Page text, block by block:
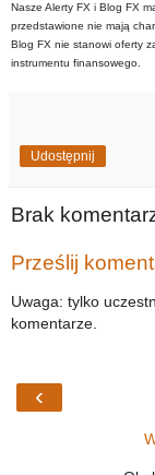
Nasze Alerty FX i Blog FX
przedstawione nie mają
Blog FX nie stanowi oferty
instrumentu finansowego.
Udostępnij
Brak
Prześlij
Uwaga: tylko
komentarze.
‹